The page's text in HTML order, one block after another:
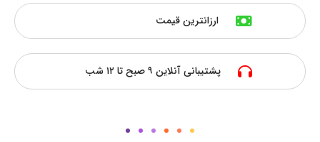
ارزانترین قیمت
پشتیبانی آنلاین ۹ صبح تا ۱۲ شب